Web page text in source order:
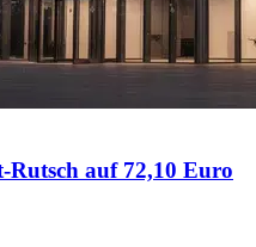
Rutsch auf 72,10 Euro